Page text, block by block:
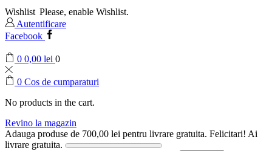
Wishlist Please, enable Wishlist.
Autentificare
Facebook
0 0,00 lei 0
0 Cos de cumparaturi
No products in the cart.
Revino la magazin
Adauga produse de 700,00 lei pentru livrare gratuita. Felicitari! Ai
livrare gratuita.